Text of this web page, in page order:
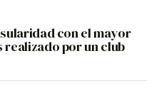
con el mayor
por un club